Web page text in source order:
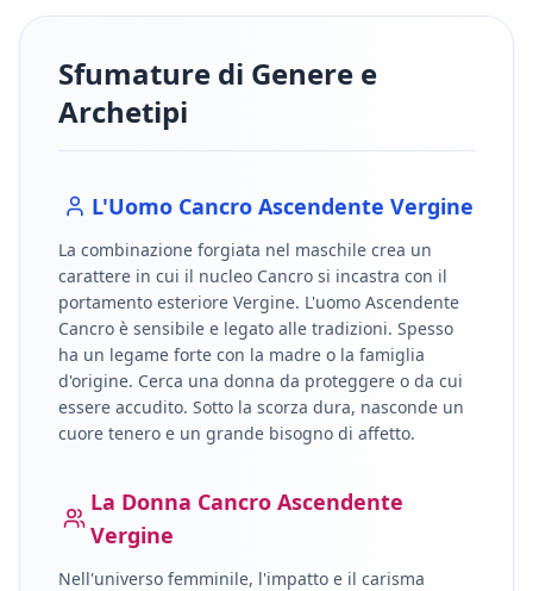
Sfumature di Genere e
Archetipi
L'Uomo Cancro Ascendente Vergine
La combinazione forgiata nel maschile crea un
carattere in cui il nucleo Cancro si incastra con il
portamento esteriore Vergine. L'uomo Ascendente
Cancro è sensibile e legato alle tradizioni. Spesso
ha un legame forte con la madre o la famiglia
d'origine. Cerca una donna da proteggere o da cui
essere accudito. Sotto la scorza dura, nasconde un
cuore tenero e un grande bisogno di affetto.
La Donna Cancro Ascendente
Vergine
Nell'universo femminile, l'impatto e il carisma